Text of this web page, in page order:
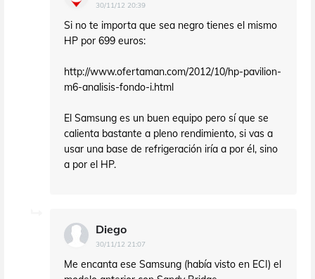
30/11/12 20:39
Si no te importa que sea negro tienes el mismo
HP por 699 euros:
http://www.ofertaman.com/2012/10/hp-pavilion-
m6-analisis-fondo-i.html
El Samsung es un buen equipo pero sí que se
calienta bastante a pleno rendimiento, si vas a
usar una base de refrigeración iría a por él, sino
a por el HP.
Diego
30/11/12 21:07
Me encanta ese Samsung (había visto en ECI) el